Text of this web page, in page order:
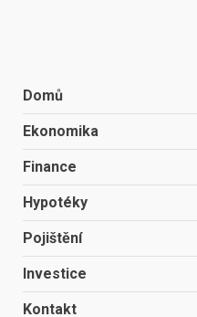
Domů
Ekonomika
Finance
Hypotéky
Pojištění
Investice
Kontakt